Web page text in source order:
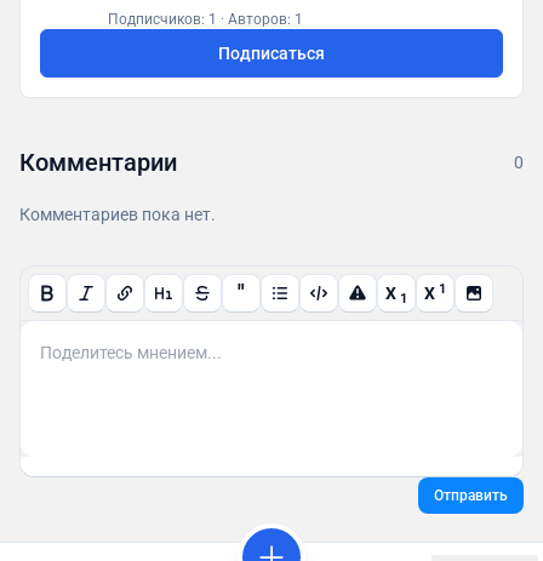
Мусин (яп. 無心) - t.me/MusinMind
Подписчиков: 1 · Авторов: 1
Подписаться
Комментарии 0
Комментариев пока нет.
" X 1 X 1
Отправить